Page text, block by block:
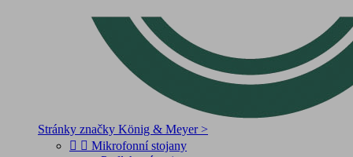
Stránky značky König & Meyer >
  Mikrofonní stojany